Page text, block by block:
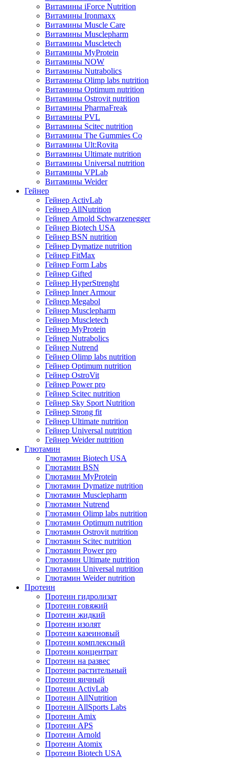
Витамины iForce Nutrition
Витамины Ironmaxx
Витамины Muscle Care
Витамины Musclepharm
Витамины Muscletech
Витамины MyProtein
Витамины NOW
Витамины Nutrabolics
Витамины Olimp labs nutrition
Витамины Optimum nutrition
Витамины Ostrovit nutrition
Витамины PharmaFreak
Витамины PVL
Витамины Scitec nutrition
Витамины The Gummies Co
Витамины Ult:Rovita
Витамины Ultimate nutrition
Витамины Universal nutrition
Витамины VPLab
Витамины Weider
Гейнер
Гейнер ActivLab
Гейнер AllNutrition
Гейнер Arnold Schwarzenegger
Гейнер Biotech USA
Гейнер BSN nutrition
Гейнер Dymatize nutrition
Гейнер FitMax
Гейнер Form Labs
Гейнер Gifted
Гейнер HyperStrenght
Гейнер Inner Armour
Гейнер Megabol
Гейнер Musclepharm
Гейнер Muscletech
Гейнер MyProtein
Гейнер Nutrabolics
Гейнер Nutrend
Гейнер Olimp labs nutrition
Гейнер Optimum nutrition
Гейнер OstroVit
Гейнер Power pro
Гейнер Scitec nutrition
Гейнер Sky Sport Nutrition
Гейнер Strong fit
Гейнер Ultimate nutrition
Гейнер Universal nutrition
Гейнер Weider nutrition
Глютамин
Глютамин Biotech USA
Глютамин BSN
Глютамин MyProtein
Глютамин Dymatize nutrition
Глютамин Musclepharm
Глютамин Nutrend
Глютамин Olimp labs nutrition
Глютамин Optimum nutrition
Глютамин Ostrovit nutrition
Глютамин Scitec nutrition
Глютамин Power pro
Глютамин Ultimate nutrition
Глютамин Universal nutrition
Глютамин Weider nutrition
Протеин
Протеин гидролизат
Протеин говяжий
Протеин жидкий
Протеин изолят
Протеин казеиновый
Протеин комплексный
Протеин концентрат
Протеин на развес
Протеин растительный
Протеин яичный
Протеин ActivLab
Протеин AllNutrition
Протеин AllSports Labs
Протеин Amix
Протеин APS
Протеин Arnold
Протеин Atomix
Протеин Biotech USA